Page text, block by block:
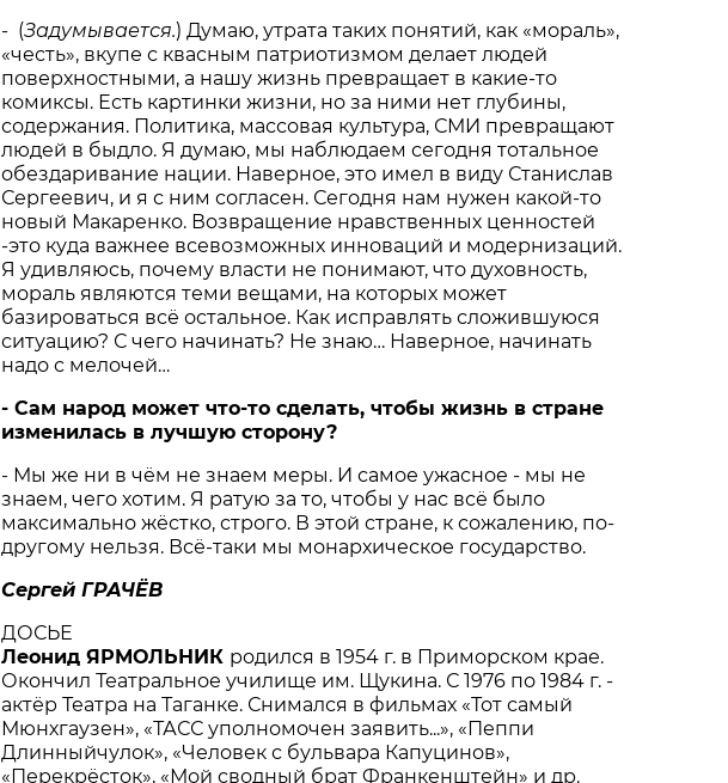
- (Задумывается.) Думаю, утрата таких понятий, как «мораль»,
«честь», вкупе с квасным патриотизмом делает людей
поверхностными, а нашу жизнь превращает в какие-то
комиксы. Есть картинки жизни, но за ними нет глубины,
содержания. Политика, массовая культура, СМИ превращают
людей в быдло. Я думаю, мы наблюдаем сегодня тотальное
обездаривание нации. Наверное, это имел в виду Станислав
Сергеевич, и я с ним согласен. Сегодня нам нужен какой-то
новый Макаренко. Возвращение нравственных ценностей
-это куда важнее всевозможных инноваций и модернизаций.
Я удивляюсь, почему власти не понимают, что духовность,
мораль являются теми вещами, на которых может
базироваться всё остальное. Как исправлять сложившуюся
ситуацию? С чего начинать? Не знаю… Наверное, начинать
надо с мелочей…
- Сам народ может что-то сделать, чтобы жизнь в стране
изменилась в лучшую сторону?
- Мы же ни в чём не знаем меры. И самое ужасное - мы не
знаем, чего хотим. Я ратую за то, чтобы у нас всё было
максимально жёстко, строго. В этой стране, к сожалению, по-
другому нельзя. Всё-таки мы монархическое государство.
Сергей ГРАЧЁВ
ДОСЬЕ
Леонид ЯРМОЛЬНИК родился в 1954 г. в Приморском крае.
Окончил Театральное училище им. Щукина. С 1976 по 1984 г. -
актёр Театра на Таганке. Снимался в фильмах «Тот самый
Мюнхгаузен», «ТАСС уполномочен заявить...», «Пеппи
Длинныйчулок», «Человек с бульвара Капуцинов»,
«Перекрёсток», «Мой сводный брат Франкенштейн» и др.